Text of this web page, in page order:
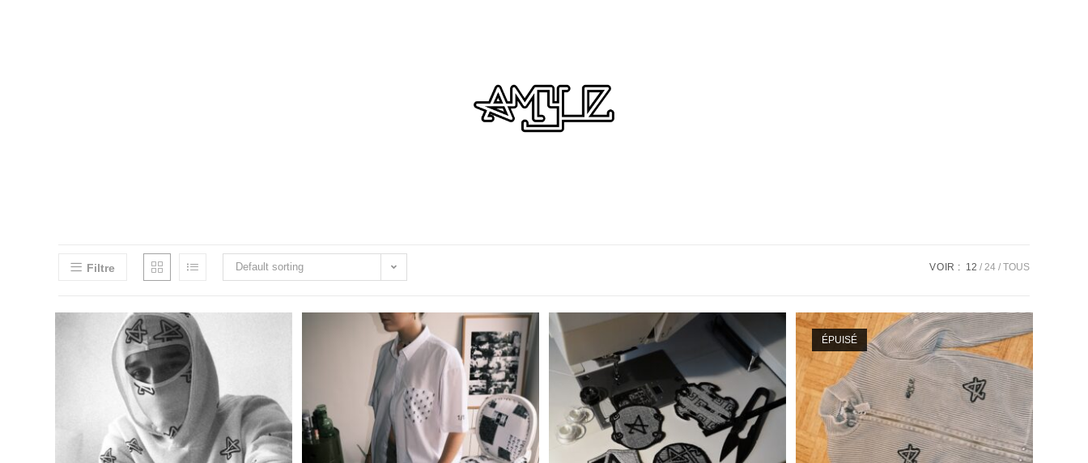
Filtre Default sorting VOIR : 12 24 TOUS
ÉPUISÉ